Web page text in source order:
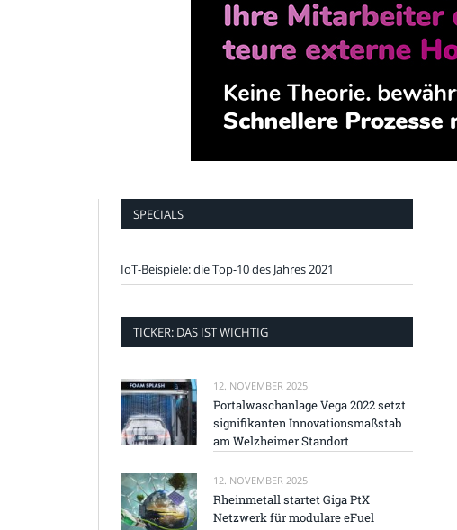
SPECIALS
IoT-Beispiele: die Top-10 des Jahres 2021
TICKER: DAS IST WICHTIG
12. NOVEMBER 2025
Portalwaschanlage Vega 2022 setzt
signifikanten Innovationsmaßstab
am Welzheimer Standort
12. NOVEMBER 2025
Rheinmetall startet Giga PtX
Netzwerk für modulare eFuel